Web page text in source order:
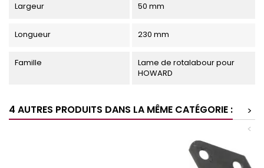
Largeur 50 mm
Longueur 230 mm
Famille
Lame de rotalabour pour
HOWARD
4 AUTRES PRODUITS DANS LA MÊME CATÉGORIE :
>
<